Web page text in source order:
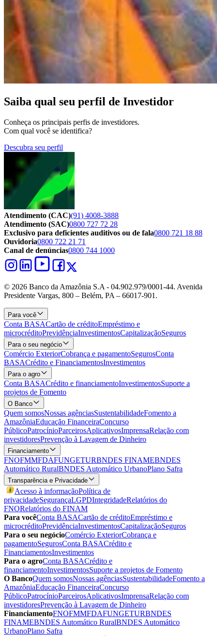
Saiba qual seu perfil de Investidor
Conheça os principais perfis de investidores.
Com qual você se identifica?
Descubra seu perfil
Atendimento (CAC)(91) 4008-3888
Atendimento (SAC)0800 727 72 28
Exclusivo para deficientes auditivos ou de fala0800 721 18 88
Ouvidoria0800 722 21 71
Canal de denúncias0800 744 1000
© 2026 Banco da Amazônia S.A - 04.902.979/0001‐44. Avenida
Presidente Vargas, 800 – Belém, PA – 66017-901.
Para você
Conta BASACartão de créditoEmpréstimo e
microcréditoPrevidênciaInvestimentosCapitalizaçãoSeguros
Para o seu negócio
Comércio ExteriorCobrança e pagamentoSegurosConta
BASACrédito e FinanciamentosInvestimentos
Para o agro
Conta BASACrédito e financiamentoInvestimentosSuporte a
projetos de Fomento
O Banco
Quem somosNossas agênciasSustentabilidadeFomento a
AmazôniaEducação FinanceiraConcurso
PúblicoPatrocínioParceirosAplicativosImprensaRelação com
investidoresPrevenção à Lavagem de Dinheiro
Financiamento
FNOFMMFDAFUNGETURBNDES FINAMEBNDES
Automático RuralBNDES Automático UrbanoPlano Safra
Transparência e Privacidade
Acesso à informaçãoPolítica de
privacidadeSegurançaLGPDIntegridadeRelatórios do
FNORelatórios do FINAM
Para vocêConta BASACartão de créditoEmpréstimo e
microcréditoPrevidênciaInvestimentosCapitalizaçãoSeguros
Para o seu negócioComércio ExteriorCobrança e
pagamentoSegurosConta BASACrédito e
FinanciamentosInvestimentos
Para o agroConta BASACrédito e
financiamentoInvestimentosSuporte a projetos de Fomento
O BancoQuem somosNossas agênciasSustentabilidadeFomento a
AmazôniaEducação FinanceiraConcurso
PúblicoPatrocínioParceirosAplicativosImprensaRelação com
investidoresPrevenção à Lavagem de Dinheiro
FinanciamentoFNOFMMFDAFUNGETURBNDES
FINAMEBNDES Automático RuralBNDES Automático
UrbanoPlano Safra